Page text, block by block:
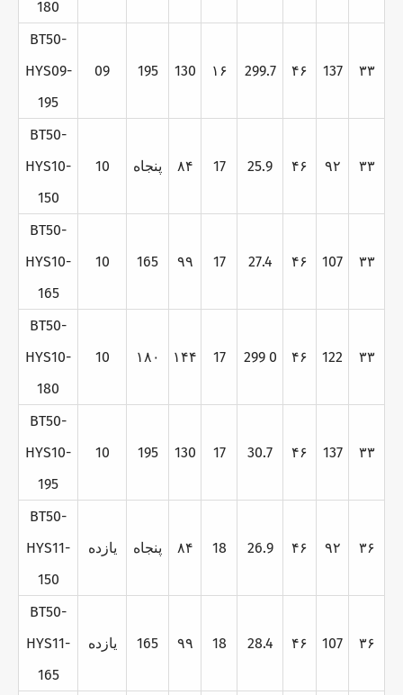
180
BT50-
HYS09-
195
09 195 130 ۱۶ 299.7 ۴۶ 137 ۳۳
BT50-
HYS10-
150
10 پنجاه ۸۴ 17 25.9 ۴۶ ۹۲ ۳۳
BT50-
HYS10-
165
10 165 ۹۹ 17 27.4 ۴۶ 107 ۳۳
BT50-
HYS10-
180
10 ۱۸۰ ۱۴۴ 17 299 0 ۴۶ 122 ۳۳
BT50-
HYS10-
195
10 195 130 17 30.7 ۴۶ 137 ۳۳
BT50-
HYS11-
150
يازده پنجاه ۸۴ 18 26.9 ۴۶ ۹۲ ۳۶
BT50-
HYS11-
165
يازده 165 ۹۹ 18 28.4 ۴۶ 107 ۳۶